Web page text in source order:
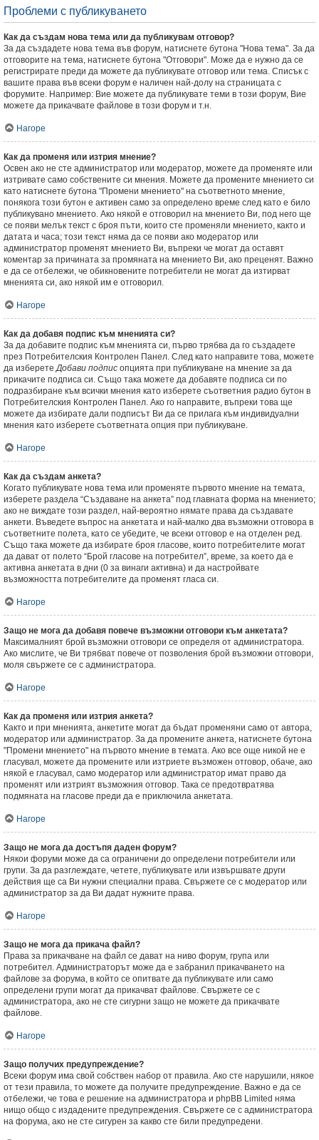
Проблеми с публикуването
Как да създам нова тема или да публикувам отговор?
За да създадете нова тема във форум, натиснете бутона "Нова тема". За да
отговорите на тема, натиснете бутона "Отговори". Може да е нужно да се
регистрирате преди да можете да публикувате отговор или тема. Списък с
вашите права във всеки форум е наличен най-долу на страницата с
форумите. Например: Вие можете да публикувате теми в този форум, Вие
можете да прикачвате файлове в този форум и т.н.
Нагоре
Как да променя или изтрия мнение?
Освен ако не сте администратор или модератор, можете да променяте или
изтривате само собствените си мнения. Можете да промените мнението си
като натиснете бутона "Промени мнението" на съответното мнение,
понякога този бутон е активен само за определено време след като е било
публикувано мнението. Ако някой е отговорил на мнението Ви, под него ще
се появи мелък текст с броя пъти, които сте променяли мнението, както и
датата и часа; този текст няма да се появи ако модератор или
администратор променят мнението Ви, въпреки че могат да оставят
коментар за причината за промяната на мнението Ви, ако преценят. Важно
е да се отбележи, че обикновените потребители не могат да изтирват
мненията си, ако някой им е отговорил.
Нагоре
Как да добавя подпис към мненията си?
За да добавите подпис към мненията си, първо трябва да го създадете
през Потребителския Контролен Панел. След като направите това, можете
да изберетеДобави подпис опцията при публикуване на мнение за да
прикачите подписа си. Също така можете да добавяте подписа си по
подразбиране към всички мнения като изберете съответния радио бутон в
Потребителския Контролен Панел. Ако го направите, въпреки това ще
можете да избирате дали подписът Ви да се прилага към индивидуални
мнения като изберете съответната опция при публикуване.
Нагоре
Как да създам анкета?
Когато публикувате нова тема или променяте първото мнение на темата,
изберете раздела “Създаване на анкета” под главната форма на мнението;
ако не виждате този раздел, най-вероятно нямате права да създавате
анкети. Въведете въпрос на анкетата и най-малко два възможни отговора в
съответните полета, като се убедите, че всеки отговор е на отделен ред.
Също така можете да избирате броя гласове, които потребителите могат
да дават от полето “Брой гласове на потребител”, време, за което да е
активна анкетата в дни (0 за винаги активна) и да настройвате
възможността потребителите да променят гласа си.
Нагоре
Защо не мога да добавя повече възможни отговори към анкетата?
Максималният брой възможни отговори се определя от администратора.
Ако мислите, че Ви трябват повече от позволения брой възможни отговори,
моля свържете се с администратора.
Нагоре
Как да променя или изтрия анкета?
Както и при мненията, анкетите могат да бъдат променяни само от автора,
модератор или администратор. За да промените анкета, натиснете бутона
"Промени мнението" на първото мнение в темата. Ако все още никой не е
гласувал, можете да промените или изтриете възможен отговор, обаче, ако
някой е гласувал, само модератор или администратор имат право да
променят или изтрият възможния отговор. Така се предотвратява
подмяната на гласове преди да е приключила анкетата.
Нагоре
Защо не мога да достъпя даден форум?
Някои форуми може да са ограничени до определени потребители или
групи. За да разглеждате, четете, публикувате или извършвате други
действия ще са Ви нужни специални права. Свържете се с модератор или
администратор за да Ви дадат нужните права.
Нагоре
Защо не мога да прикача файл?
Права за прикачване на файл се дават на ниво форум, група или
потребител. Администраторът може да е забранил прикачването на
файлове за форума, в който се опитвате да публикувате или само
определени групи могат да прикачват файлове. Свържете се с
администратора, ако не сте сигурни защо не можете да прикачвате
файлове.
Нагоре
Защо получих предупреждение?
Всеки форум има свой собствен набор от правила. Ако сте нарушили, някое
от тези правила, то можете да получите предупреждение. Важно е да се
отбележи, че това е решение на администратора и phpBB Limited няма
нищо общо с издадените предупреждения. Свържете се с администратора
на форума, ако не сте сигурен за какво сте били предупредени.